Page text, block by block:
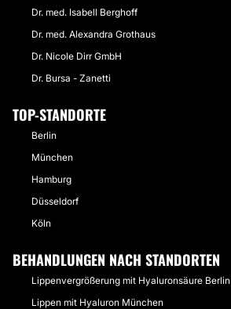
Dr. med. Isabell Berghoff
Dr. med. Alexandra Grothaus
Dr. Nicole Dirr GmbH
Dr. Bursa - Zanetti
TOP-STANDORTE
Berlin
München
Hamburg
Düsseldorf
Köln
BEHANDLUNGEN NACH STANDORTEN
Lippenvergrößerung mit Hyaluronsäure Berlin
Lippen mit Hyaluron München